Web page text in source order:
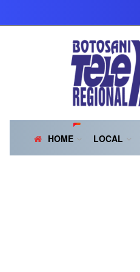
HOME LOCAL